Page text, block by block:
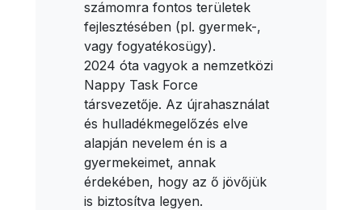
számomra fontos területek
fejlesztésében (pl. gyermek-,
vagy fogyatékosügy).
2024 óta vagyok a nemzetközi
Nappy Task Force
társvezetője. Az újrahasználat
és hulladékmegelőzés elve
alapján nevelem én is a
gyermekeimet, annak
érdekében, hogy az ő jövőjük
is biztosítva legyen.